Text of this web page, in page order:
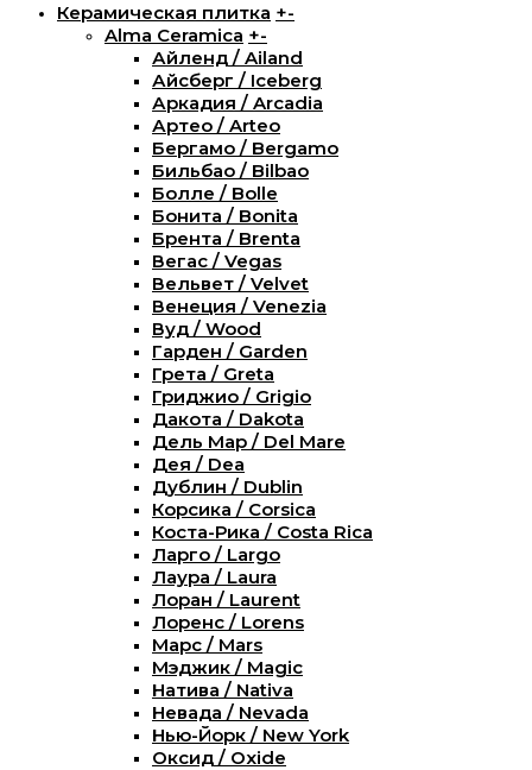
Керамическая плитка +-
Alma Ceramica +-
Айленд / Ailand
Айсберг / Iceberg
Аркадия / Arcadia
Артео / Arteo
Бергамо / Bergamo
Бильбао / Bilbao
Болле / Bolle
Бонита / Bonita
Брента / Brenta
Вегас / Vegas
Вельвет / Velvet
Венеция / Venezia
Вуд / Wood
Гарден / Garden
Грета / Greta
Гриджио / Grigio
Дакота / Dakota
Дель Мар / Del Mare
Дея / Dea
Дублин / Dublin
Корсика / Corsica
Коста-Рика / Costa Rica
Ларго / Largo
Лаура / Laura
Лоран / Laurent
Лоренс / Lorens
Марс / Mars
Мэджик / Magic
Натива / Nativa
Невада / Nevada
Нью-Йорк / New York
Оксид / Oxide